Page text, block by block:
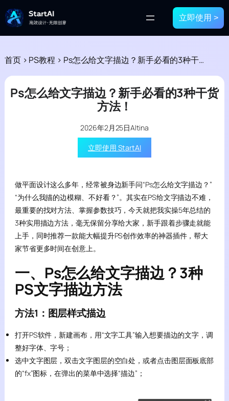
立即使用 >
首页 > PS教程 > Ps怎么给文字描边？新手必看的3种干货方法！
Ps怎么给文字描边？新手必看的3种干货
方法！
2026年2月25日Altina
立即使用 StartAI
做平面设计这么多年，经常被身边新手问“Ps怎么给文字描边？”
“为什么我描的边模糊、不好看？”。其实在PS给文字描边不难，
最重要的找对方法、掌握参数技巧，今天就把我实操5年总结的
3种实用描边方法，毫无保留分享给大家，新手跟着步骤走就能
上手，同时推荐一款能大幅提升PS创作效率的神器插件，帮大
家节省更多时间在创意上。
一、Ps怎么给文字描边？3种
PS文字描边方法
方法1：图层样式描边
打开PS软件，新建画布，用“文字工具”输入想要描边的文字，调
整好字体、字号；
选中文字图层，双击文字图层的空白处，或者点击图层面板底部
的“fx”图标，在弹出的菜单中选择“描边”；